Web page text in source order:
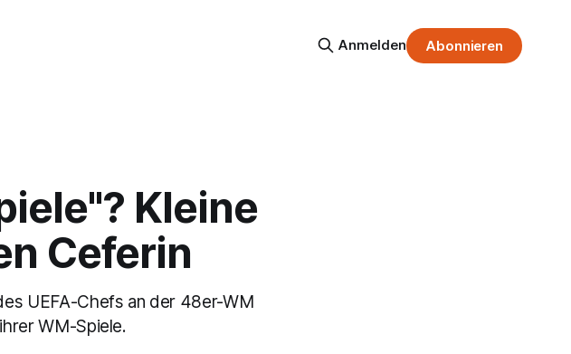
Anmelden Abonnieren
Kleine
Ceferin
UEFA-Chefs an der 48er-WM
WM-Spiele.